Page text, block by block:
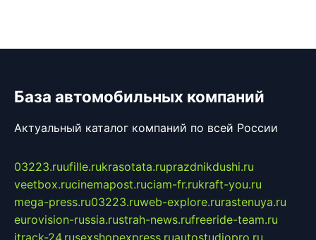
База автомобильных компаний
Актуальный каталог компаний по всей России
03223.ruufille.rukrasotata.ruprazdnikdushi.ru
veetbox.rucinemapost.ruciam-fr.rukraft-you.ru
mega-press.ru03223.ruweb-explore.rurastenuya.ru
eurovision-russia.rustrah-news.rufreeride-team.ru
itrack-24.rusexshopexpress.ruautostudiopro.ru